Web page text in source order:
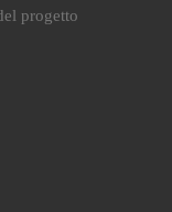
progetto